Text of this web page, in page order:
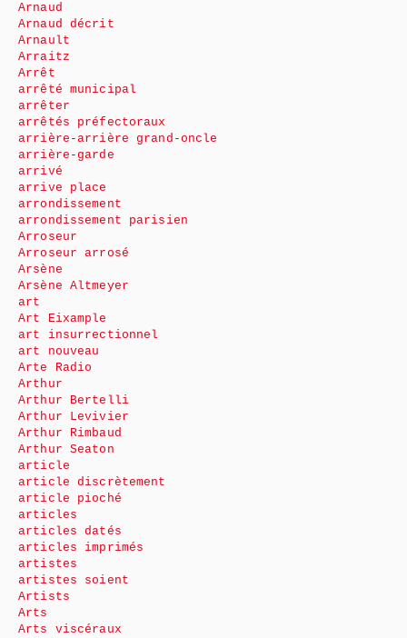
Arnaud
Arnaud décrit
Arnault
Arraitz
Arrêt
arrêté municipal
arrêter
arrêtés préfectoraux
arrière-arrière grand-oncle
arrière-garde
arrivé
arrive place
arrondissement
arrondissement parisien
Arroseur
Arroseur arrosé
Arsène
Arsène Altmeyer
art
Art Eixample
art insurrectionnel
art nouveau
Arte Radio
Arthur
Arthur Bertelli
Arthur Levivier
Arthur Rimbaud
Arthur Seaton
article
article discrètement
article pioché
articles
articles datés
articles imprimés
artistes
artistes soient
Artists
Arts
Arts viscéraux